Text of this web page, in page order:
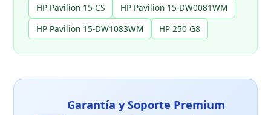
HP Pavilion 15-CS
HP Pavilion 15-DW0081WM
HP Pavilion 15-DW1083WM
HP 250 G8
Garantía y Soporte Premium